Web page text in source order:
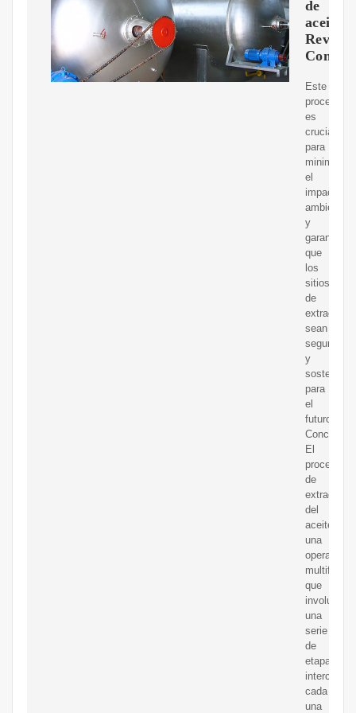
de
aceite-
Revista
Este
proceso
es
crucial
para
minimizar
el
impacto
ambiental
y
garantizar
que
los
sitios
de
extracción
sean
seguros
y
para
el
futuro.
El
proceso
de
extracción
del
aceitees
una
operación
que
involucra
una
serie
de
etapas
cada
una